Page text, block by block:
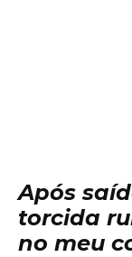
Após
torcida
no meu